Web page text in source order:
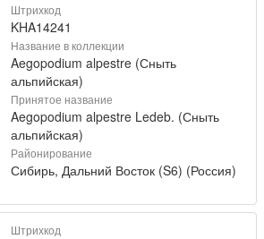
Штрихкод
KHA14241
Название в коллекции
Aegopodium alpestre (Сныть
альпийская)
Принятое название
Aegopodium alpestre Ledeb. (Сныть
альпийская)
Районирование
Сибирь, Дальний Восток (S6) (Россия)
Штрихкод